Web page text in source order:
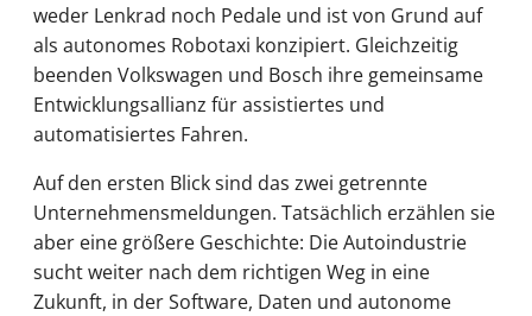
weder Lenkrad noch Pedale und ist von Grund auf
als autonomes Robotaxi konzipiert. Gleichzeitig
beenden Volkswagen und Bosch ihre gemeinsame
Entwicklungsallianz für assistiertes und
automatisiertes Fahren.
Auf den ersten Blick sind das zwei getrennte
Unternehmensmeldungen. Tatsächlich erzählen sie
aber eine größere Geschichte: Die Autoindustrie
sucht weiter nach dem richtigen Weg in eine
Zukunft, in der Software, Daten und autonome